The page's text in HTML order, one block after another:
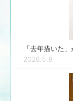
「去年描いた
2026.5.8